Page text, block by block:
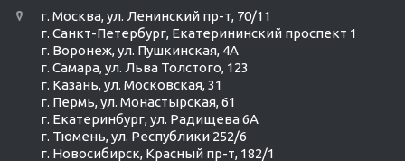
г. Москва, ул. Ленинский пр-т, 70/11
г. Санкт-Петербург, Екатерининский проспект 1
г. Воронеж, ул. Пушкинская, 4А
г. Самара, ул. Льва Толстого, 123
г. Казань, ул. Московская, 31
г. Пермь, ул. Монастырская, 61
г. Екатеринбург, ул. Радищева 6А
г. Тюмень, ул. Республики 252/6
г. Новосибирск, Красный пр-т, 182/1